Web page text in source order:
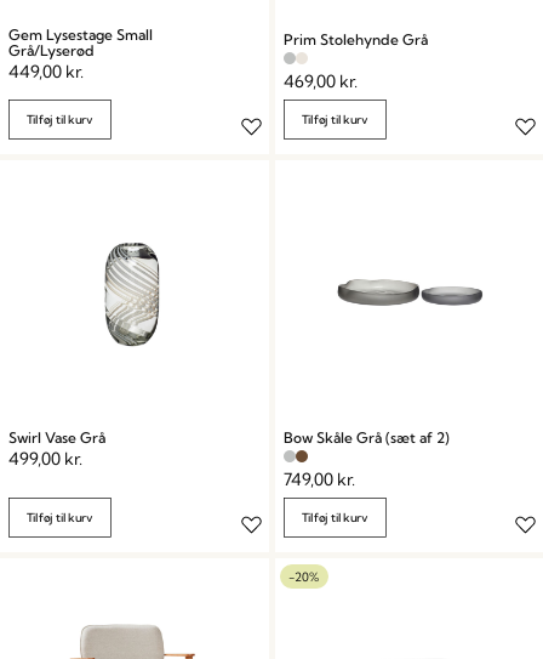
Gem Lysestage Small
Grå/Lyserød
449,00 kr.
Tilføj til kurv
Prim Stolehynde Grå
469,00 kr.
Tilføj til kurv
Swirl Vase Grå
499,00 kr.
Tilføj til kurv
Bow Skåle Grå (sæt af 2)
749,00 kr.
Tilføj til kurv
-20%